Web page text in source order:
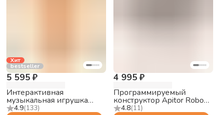
Хит
bestseller
4.9(133)
5 595 ₽
Интерактивная
музыкальная игрушка
Abumba Малыш Лисёнок 4.8(11)
4 995 ₽
Программируемый
конструктор Apitor Robot
S 10в1